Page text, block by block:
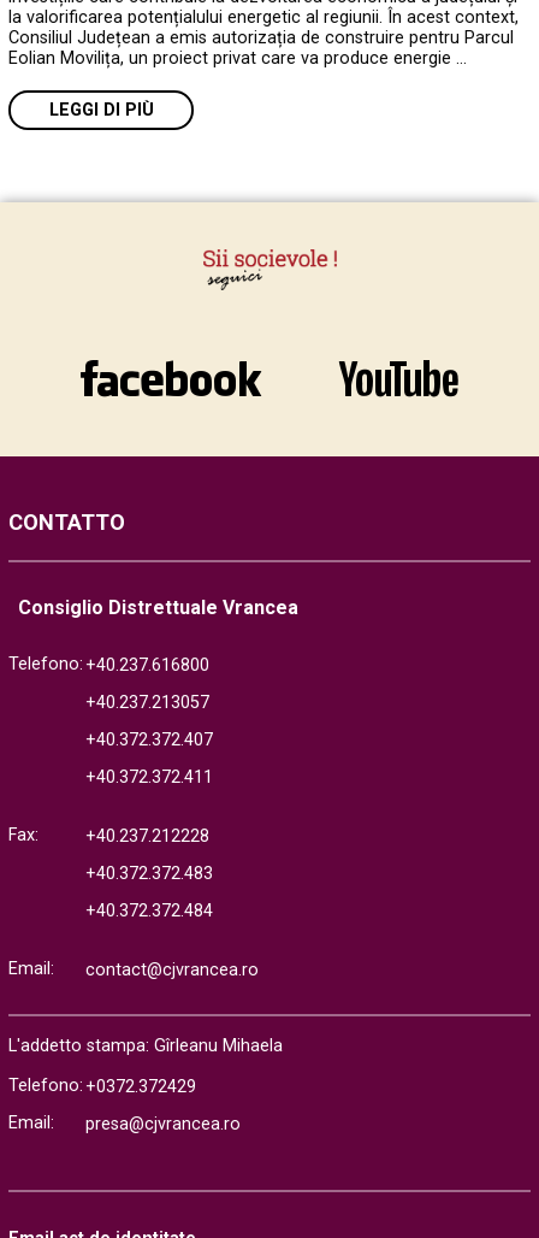
la valorificarea potențialului energetic al regiunii. În acest context,
Consiliul Județean a emis autorizația de construire pentru Parcul
Eolian Movilița, un proiect privat care va produce energie …
LEGGI DI PIÙ
CONTATTO
Consiglio Distrettuale Vrancea
Telefono: +40.237.616800
+40.237.213057
+40.372.372.407
+40.372.372.411
Fax:
+40.237.212228
+40.372.372.483
+40.372.372.484
Email: contact@cjvrancea.ro
L'addetto stampa: Gîrleanu Mihaela
Telefono: +0372.372429
Email:
presa@cjvrancea.ro